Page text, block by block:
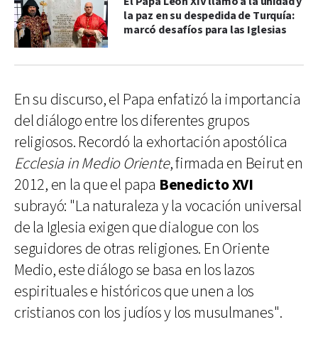
la paz en su despedida de Turquía:
marcó desafíos para las Iglesias
En su discurso, el Papa enfatizó la importancia
del diálogo entre los diferentes grupos
religiosos. Recordó la exhortación apostólica
Ecclesia in Medio Oriente, firmada en Beirut en
2012, en la que el papa Benedicto XVI
subrayó: "La naturaleza y la vocación universal
de la Iglesia exigen que dialogue con los
seguidores de otras religiones. En Oriente
Medio, este diálogo se basa en los lazos
espirituales e históricos que unen a los
cristianos con los judíos y los musulmanes".